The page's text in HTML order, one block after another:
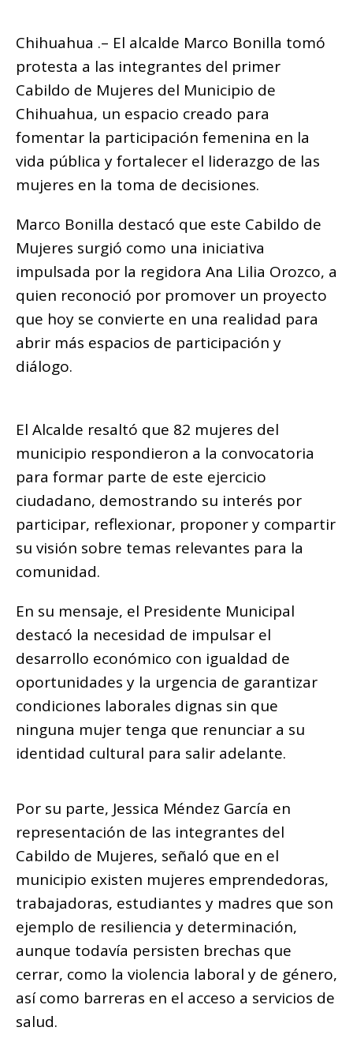
o
k
p e
r
k
ti
r
Chihuahua .– El alcalde Marco Bonilla tomó
protesta a las integrantes del primer
Cabildo de Mujeres del Municipio de
Chihuahua, un espacio creado para
fomentar la participación femenina en la
vida pública y fortalecer el liderazgo de las
mujeres en la toma de decisiones.
Marco Bonilla destacó que este Cabildo de
Mujeres surgió como una iniciativa
impulsada por la regidora Ana Lilia Orozco, a
quien reconoció por promover un proyecto
que hoy se convierte en una realidad para
abrir más espacios de participación y
diálogo.
El Alcalde resaltó que 82 mujeres del
municipio respondieron a la convocatoria
para formar parte de este ejercicio
ciudadano, demostrando su interés por
participar, reflexionar, proponer y compartir
su visión sobre temas relevantes para la
comunidad.
En su mensaje, el Presidente Municipal
destacó la necesidad de impulsar el
desarrollo económico con igualdad de
oportunidades y la urgencia de garantizar
condiciones laborales dignas sin que
ninguna mujer tenga que renunciar a su
identidad cultural para salir adelante.
Por su parte, Jessica Méndez García en
representación de las integrantes del
Cabildo de Mujeres, señaló que en el
municipio existen mujeres emprendedoras,
trabajadoras, estudiantes y madres que son
ejemplo de resiliencia y determinación,
aunque todavía persisten brechas que
cerrar, como la violencia laboral y de género,
así como barreras en el acceso a servicios de
salud.